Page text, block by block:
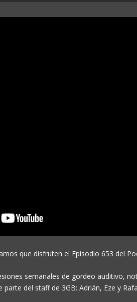
que disfruten el Episodio 653 del
semanales de gordeo auditivo,
del staff de 3GB: Adrián, Eze y